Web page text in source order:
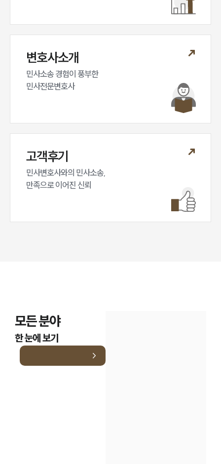
변호사소개
민사소송 경험이 풍부한
민사전문변호사
고객후기
민사변호사와의 민사소송,
만족으로 이어진 신뢰
모든 분야
한 눈에 보기